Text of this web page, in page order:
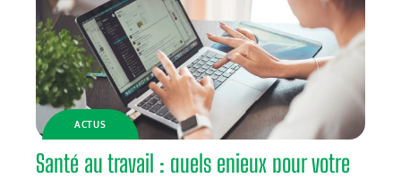
ACTUS
Santé au travail : quels enjeux pour votre